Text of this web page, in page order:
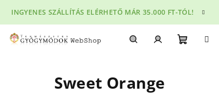
fő
tartalomhoz
INGYENES SZÁLLÍTÁS ELÉRHETŐ MÁR 35.000 FT-TÓL!
Sweet Orange